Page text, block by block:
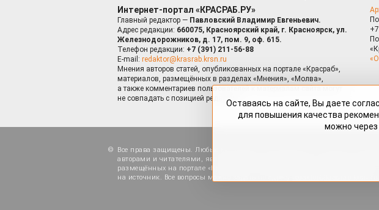
Интернет-портал «КРАСРАБ.РУ»
Главный редактор — Павловский Владимир Евгеньевич.
Адрес редакции: 660075, Красноярский край, г. Красноярск, ул.
Железнодорожников, д. 17, пом. 9, оф. 615.
Телефон редакции: +7 (391) 211-56-88
E-mail: redaktor@krasrab.krsn.ru
Мнения авторов статей, опубликованных на портале «Красраб»,
материалов, размещённых в разделах «Мнения», «Молва»,
а также комментариев пользователей к материалам сайта могут
не совпадать с позицией редакции.
Все права защищены. Любые материалы, размещённые на портале
авторами и читателями, являются объектами авторского права. Полное
размещённых на портале «Красраб.ру», допускается только с письменного
на источник. Все вопросы можно задать по адресу
Оставаясь на сайте, Вы даете
для повышения качества
можно через